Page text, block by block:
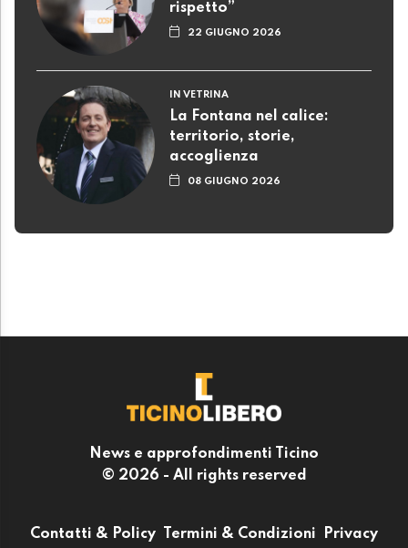
rispetto”
22 GIUGNO 2026
IN VETRINA
La Fontana nel calice:
territorio, storie,
accoglienza
08 GIUGNO 2026
News e approfondimenti Ticino
© 2026 - All rights reserved
Contatti & Policy Termini & Condizioni Privacy